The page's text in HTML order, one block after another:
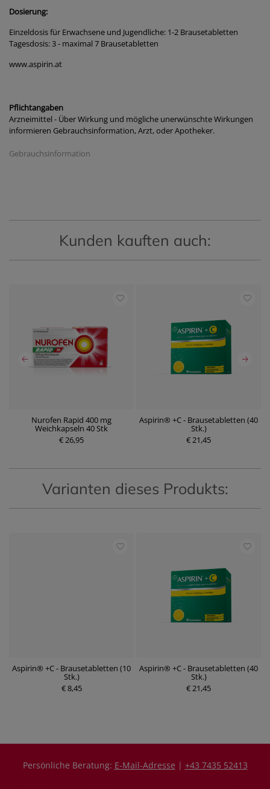
Dosierung:
Einzeldosis für Erwachsene und Jugendliche: 1-2 Brausetabletten
Tagesdosis: 3 - maximal 7 Brausetabletten
www.aspirin.at
Pflichtangaben
Arzneimittel - Über Wirkung und mögliche unerwünschte Wirkungen
informieren Gebrauchsinformation, Arzt, oder Apotheker.
Gebrauchsinformation
Kunden kauften auch:
Nurofen Rapid 400 mg
Weichkapseln 40 Stk
€ 26,95
Aspirin® +C - Brausetabletten (40
Stk.)
€ 21,45
Varianten dieses Produkts:
Aspirin® +C - Brausetabletten (10
Stk.)
€ 8,45
Aspirin® +C - Brausetabletten (40
Stk.)
€ 21,45
Persönliche Beratung: E-Mail-Adresse | +43 7435 52413